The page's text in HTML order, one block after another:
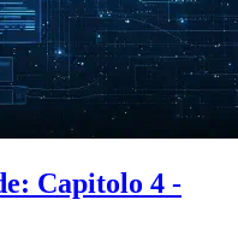
Capitolo 4 -